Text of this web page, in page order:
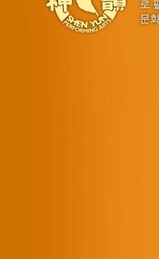
로
문